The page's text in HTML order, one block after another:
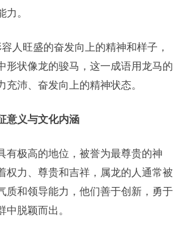
力。
人旺盛的奋发向上的精神和样子，
形状像龙的骏马，这一成语用龙马的
充沛、奋发向上的精神状态。
意义与文化内涵
有极高的地位，被誉为最尊贵的神
权力、尊贵和吉祥，属龙的人通常被
质和领导能力，他们善于创新，勇于
中脱颖而出。